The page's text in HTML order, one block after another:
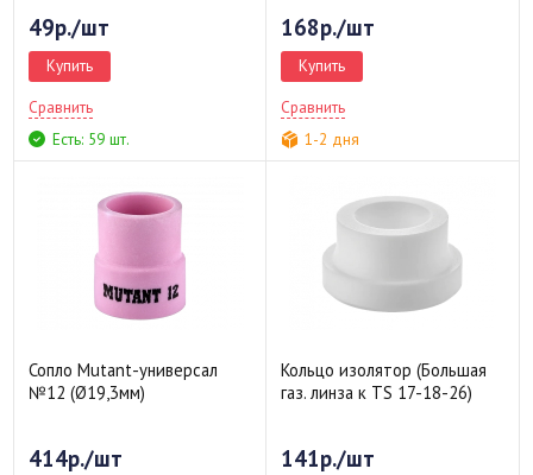
49р./шт
Купить
Сравнить
Есть: 59 шт.
168р./шт
Купить
Сравнить
1-2 дня
Сопло Mutant-универсал
№12 (Ø19,3мм)
414р./шт
Кольцо изолятор (Большая
газ. линза к TS 17-18-26)
141р./шт